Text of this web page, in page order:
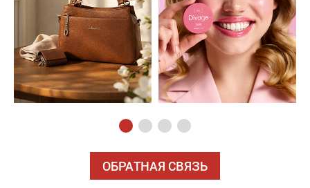
ОБРАТНАЯ СВЯЗЬ